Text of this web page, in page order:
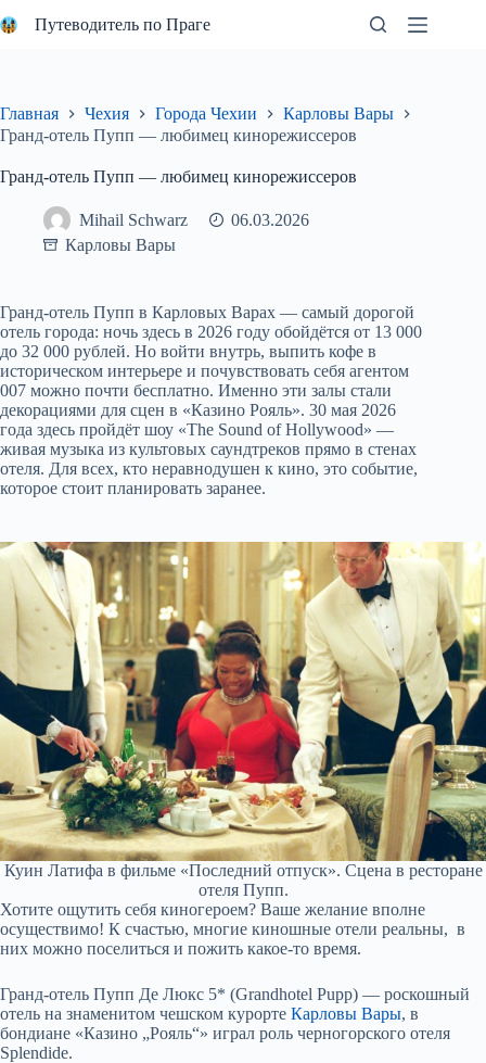
к
Путеводитель по Праге
Главная Чехия Города Чехии
Карловы Вары
Гранд-отель Пупп — любимец кинорежиссеров
Гранд-отель Пупп — любимец кинорежиссеров
Mihail Schwarz
06.03.2026
Карловы Вары
Гранд-отель Пупп в Карловых Варах — самый дорогой
отель города: ночь здесь в 2026 году обойдётся от 13 000
до 32 000 рублей. Но войти внутрь, выпить кофе в
историческом интерьере и почувствовать себя агентом
007 можно почти бесплатно. Именно эти залы стали
декорациями для сцен в «Казино Рояль». 30 мая 2026
года здесь пройдёт шоу «The Sound of Hollywood» —
живая музыка из культовых саундтреков прямо в стенах
отеля. Для всех, кто неравнодушен к кино, это событие,
которое стоит планировать заранее.
Куин Латифа в фильме «Последний отпуск». Сцена в ресторане
отеля Пупп.
Хотите ощутить себя киногероем? Ваше желание вполне
осуществимо! К счастью, многие киношные отели реальны, в
них можно поселиться и пожить какое-то время.
Гранд-отель Пупп Де Люкс 5* (Grandhotel Pupp) — роскошный
отель на знаменитом чешском курорте Карловы Вары, в
бондиане «Казино „Рояль“» играл роль черногорского отеля
Splendide.